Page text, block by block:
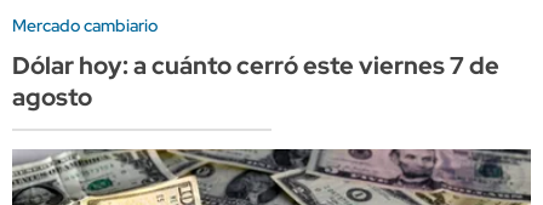
Mercado cambiario
Dólar hoy: a cuánto cerró este viernes 7 de
agosto